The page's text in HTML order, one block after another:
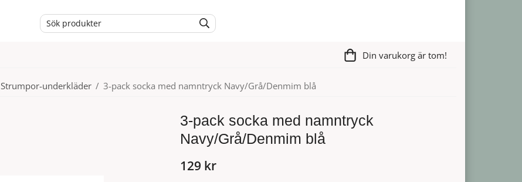
Din varukorg är tom!
Strumpor-underkläder / 3-pack socka med namntryck Navy/Grå/Denmim blå
3-pack socka med namntryck
Navy/Grå/Denmim blå
129 kr